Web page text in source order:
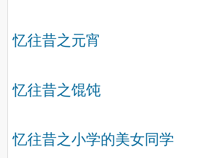
忆往昔之元宵
忆往昔之馄饨
忆往昔之小学的美女同学